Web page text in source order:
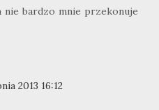
nie bardzo mnie przekonuje
2013 16:12